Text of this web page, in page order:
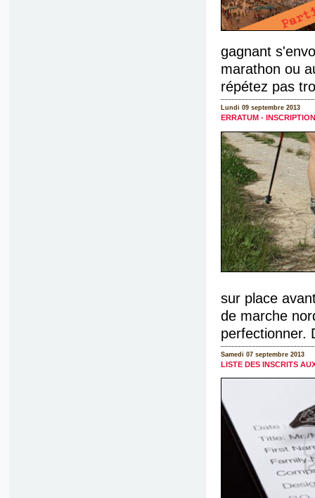
gagnant
marathon ou
répétez pas
Lundi 09 septembre 2013
ERRATUM -
sur place
de marche
perfectionner.
Samedi 07 septembre 2013
LISTE DES INSCRITS